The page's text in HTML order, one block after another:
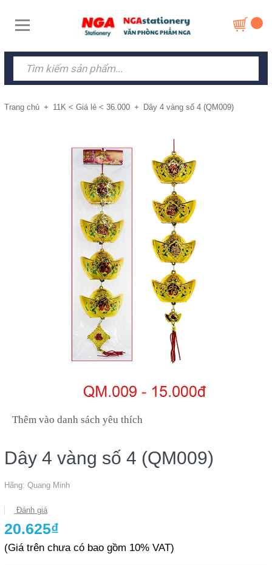
Trang chủ + 11K < Giá lẻ < 36.000 + Dây 4 vàng số 4 (QM009)
Thêm vào danh sách yêu thích
Dây 4 vàng số 4 (QM009)
Hãng: Quang Minh
Đánh giá
20.625₫
(Giá trên chưa có bao gồm 10% VAT)